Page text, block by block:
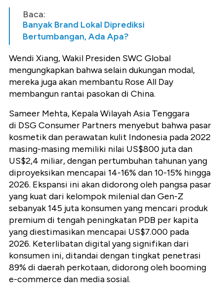
Baca:
Banyak Brand Lokal Diprediksi
Bertumbangan, Ada Apa?
Wendi Xiang, Wakil Presiden SWC Global
mengungkapkan bahwa selain dukungan modal,
mereka juga akan membantu Rose All Day
membangun rantai pasokan di China.
Sameer Mehta, Kepala Wilayah Asia Tenggara
di DSG Consumer Partners menyebut bahwa pasar
kosmetik dan perawatan kulit Indonesia pada 2022
masing-masing memiliki nilai US$800 juta dan
US$2,4 miliar, dengan pertumbuhan tahunan yang
diproyeksikan mencapai 14-16% dan 10-15% hingga
2026. Ekspansi ini akan didorong oleh pangsa pasar
yang kuat dari kelompok milenial dan Gen-Z
sebanyak 145 juta konsumen yang mencari produk
premium di tengah peningkatan PDB per kapita
yang diestimasikan mencapai US$7.000 pada
2026. Keterlibatan digital yang signifikan dari
konsumen ini, ditandai dengan tingkat penetrasi
89% di daerah perkotaan, didorong oleh booming
e-commerce dan media sosial.